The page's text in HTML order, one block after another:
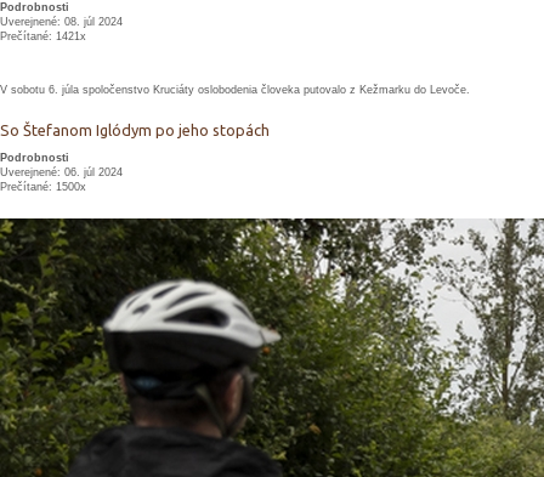
Podrobnosti
Uverejnené: 08. júl 2024
Prečítané: 1421x
V sobotu 6. júla spoločenstvo Kruciáty oslobodenia človeka putovalo z Kežmarku do Levoče.
So Štefanom Iglódym po jeho stopách
Podrobnosti
Uverejnené: 06. júl 2024
Prečítané: 1500x